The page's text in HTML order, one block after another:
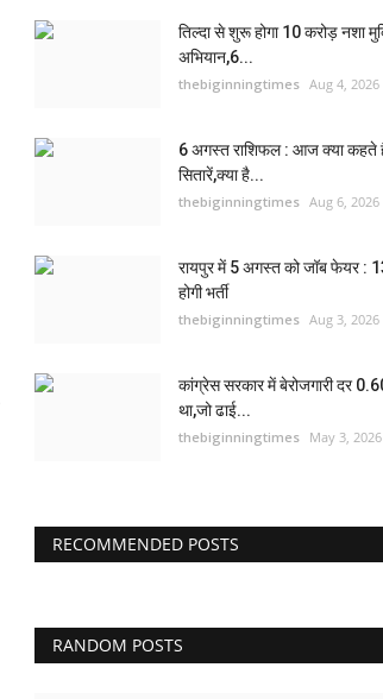
तिल्दा से शुरू होगा 10 करोड़ नशा
अभियान,6...
thebiginningtimes Aug 4, 2026
6 अगस्त राशिफल : आज क्या
सितारें,क्या है...
thebiginningtimes Aug 6, 2026
रायपुर में 5 अगस्त को जॉब फेयर :
होगी भर्ती
thebiginningtimes Aug 3, 2026
कांग्रेस सरकार में बेरोजगारी दर
था,जो ढाई...
thebiginningtimes May 3, 2026
RECOMMENDED POSTS
RANDOM POSTS